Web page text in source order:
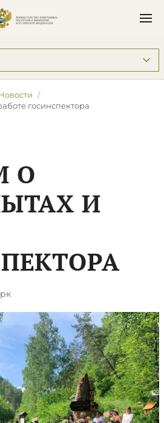
госинспектора
О
И